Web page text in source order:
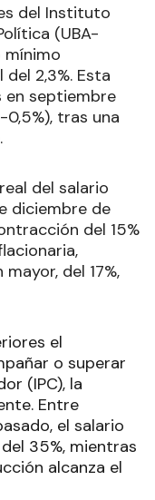
del Instituto
(UBA-
mínimo
2,3%. Esta
en septiembre
tras una
del salario
diciembre de
del 15%
del 17%,
el
o superar
(IPC), la
Entre
el salario
35%, mientras
alcanza el